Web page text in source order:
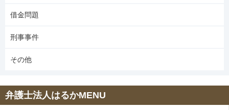
借金問題
刑事事件
その他
弁護士法人はるかMENU